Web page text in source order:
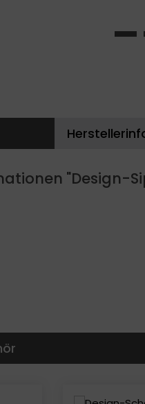
"Design-